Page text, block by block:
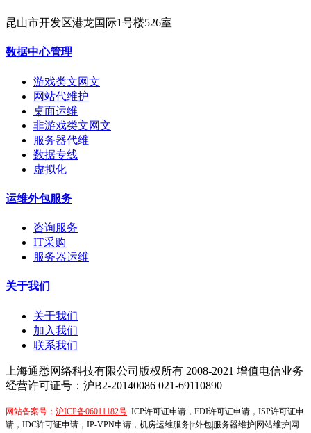
昆山市开发区港龙国际1号楼526室
数据中心管理
游戏类文网文
网站代维护
桌面运维
非游戏类文网文
服务器代维
数据专线
虚拟化
运维外包服务
咨询服务
IT采购
服务器运维
关于我们
关于我们
加入我们
联系我们
上海通悉网络科技有限公司版权所有 2008-2021 增值电信业务
经营许可证号：沪B2-20140086 021-69110890
网站备案号： 沪ICP备06011182号 ICP许可证申请，EDI许可证申请，ISP许可证申
请，IDC许可证申请，IP-VPN申请，机房运维服务|it外包|服务器维护|网站维护|网